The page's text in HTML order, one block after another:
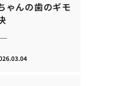
ゃんの歯のギモ